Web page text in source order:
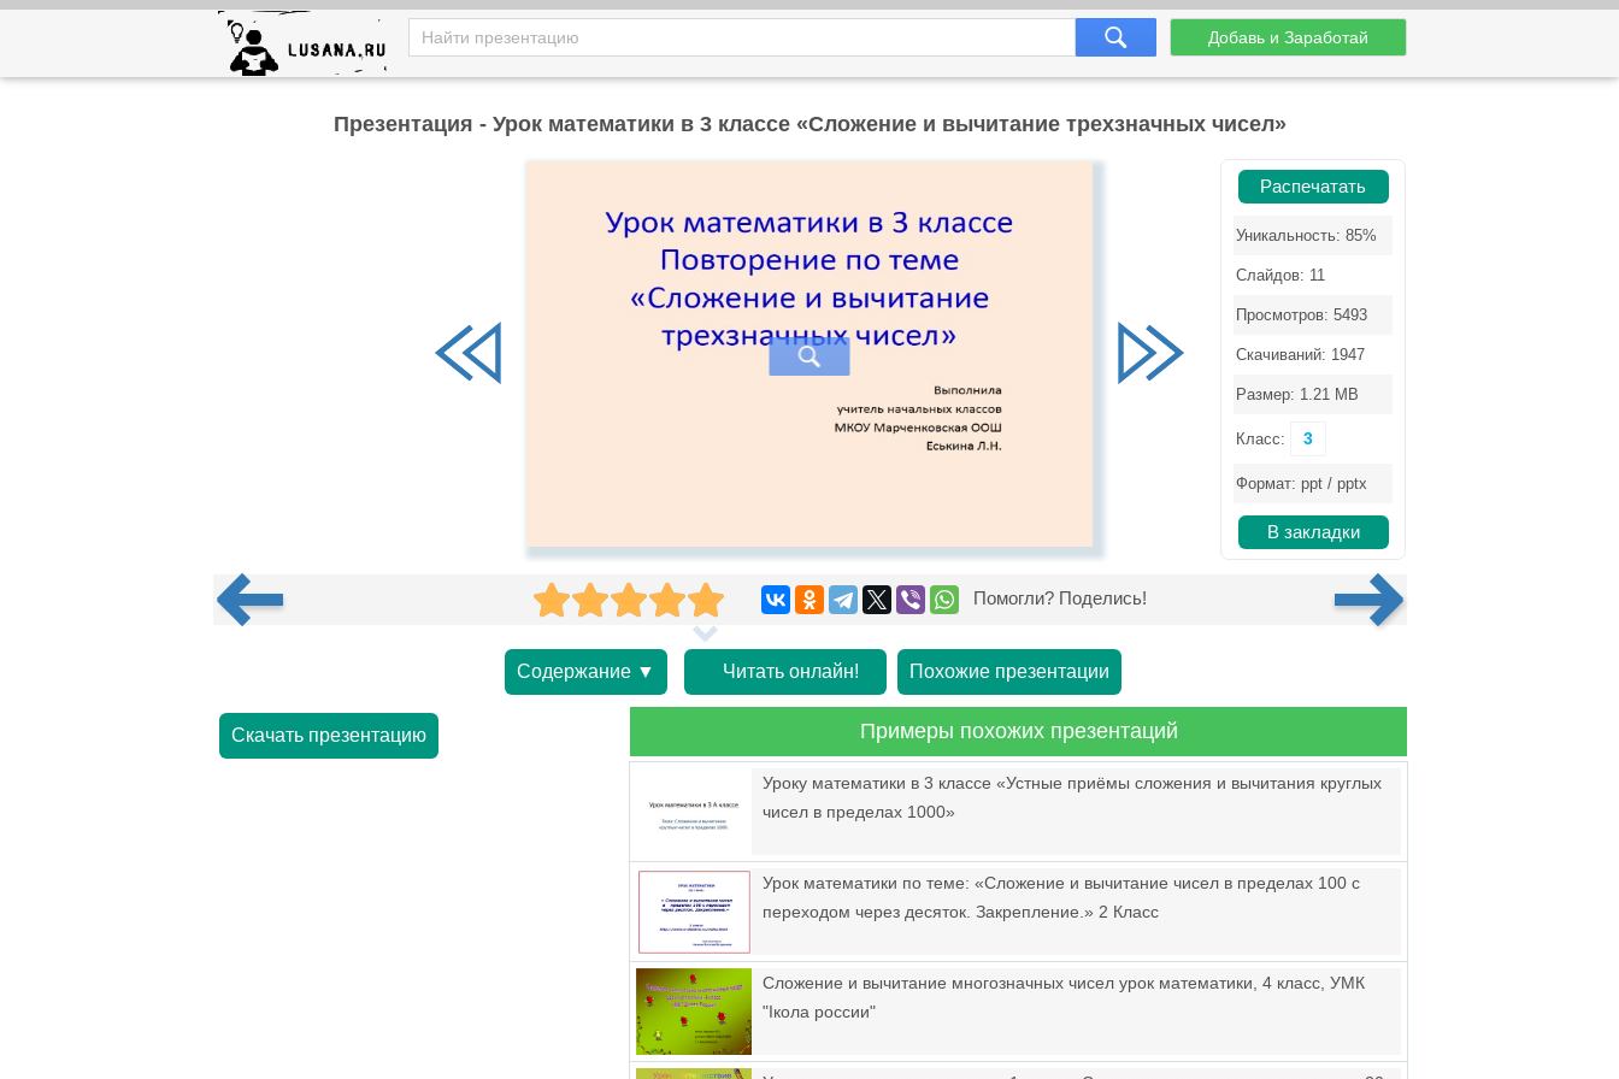
Добавь и Заработай
Презентация - Урок математики в 3 классе «Сложение и вычитание трехзначных чисел»
Распечатать
Уникальность: 85%
Слайдов: 11
Просмотров: 5493
Скачиваний: 1947
Размер: 1.21 MB
Класс: 3
Формат: ppt / pptx
В закладки
Помогли? Поделись!
Содержание ▼ Читать онлайн! Похожие презентации
Скачать презентацию Примеры похожих презентаций
Уроку математики в 3 классе «Устные приёмы сложения и вычитания круглых
чисел в пределах 1000»
Урок математики по теме: «Сложение и вычитание чисел в пределах 100 с
переходом через десяток. Закрепление.» 2 Класс
Сложение и вычитание многозначных чисел урок математики, 4 класс, УМК
"Iкола россии"